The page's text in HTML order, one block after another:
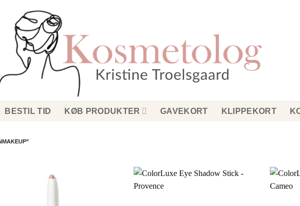
BESTIL TID KØB PRODUKTER GAVEKORT KLIPPEKORT